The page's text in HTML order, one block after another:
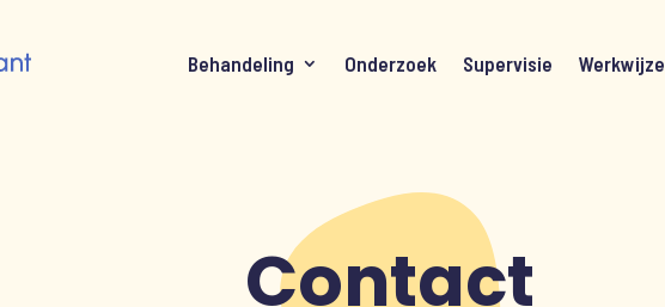
Behandeling Onderzoek Supervisie Werkwijze
Contact